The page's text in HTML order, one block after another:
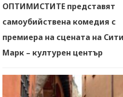
ОПТИМИСТИТЕ представят
самоубийствена комедия с
премиера на сцената на Сити
Марк – културен център